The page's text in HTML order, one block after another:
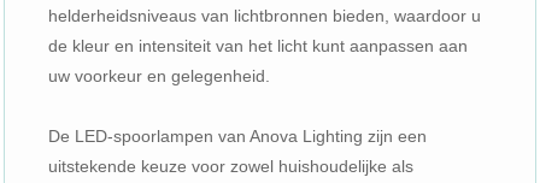
helderheidsniveaus van lichtbronnen bieden, waardoor u
de kleur en intensiteit van het licht kunt aanpassen aan
uw voorkeur en gelegenheid.
De LED-spoorlampen van Anova Lighting zijn een
uitstekende keuze voor zowel huishoudelijke als